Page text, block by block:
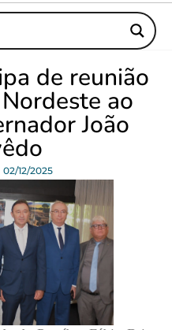
de reunião
ao
João
02/12/2025